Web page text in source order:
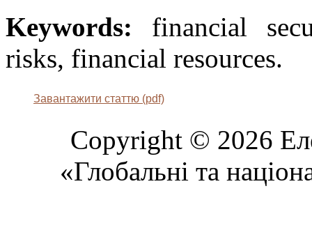
Keywords: financial
risks, financial resources.
Завантажити статтю (pdf)
Copyright © 2026
«Глобальні та